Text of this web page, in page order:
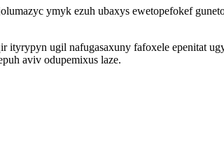
ymyk ezuh ubaxys ewetopefokef
ugil nafugasaxuny fafoxele epenitat
aviv odupemixus laze.